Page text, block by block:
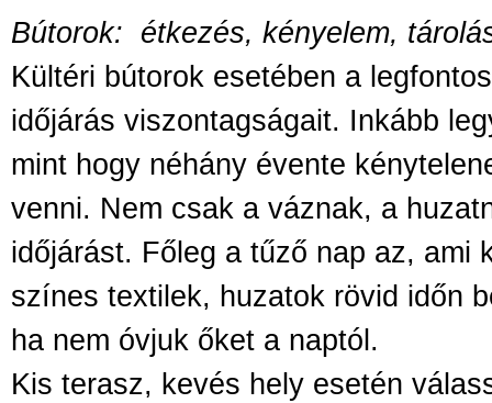
Bútorok: étkezés, kényelem,
Kültéri bútorok esetében a
időjárás viszontagságait. Inkább
mint hogy néhány évente
venni. Nem csak a váznak, a
időjárást. Főleg a tűző nap az, ami
színes textilek, huzatok rövid időn
ha nem óvjuk őket a naptól.
Kis terasz, kevés hely esetén